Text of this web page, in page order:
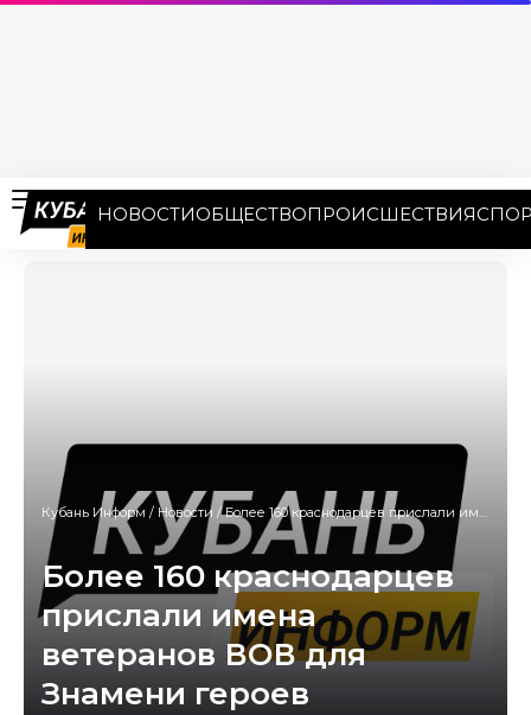
НОВОСТИОБЩЕСТВОПРОИСШЕСТВИЯ
Кубань Информ / Новости /Более 160 краснодарцев прислали имена ветеранов ВОВ для Знамени героев
Более 160 краснодарцев
прислали имена
ветеранов ВОВ для
Знамени героев